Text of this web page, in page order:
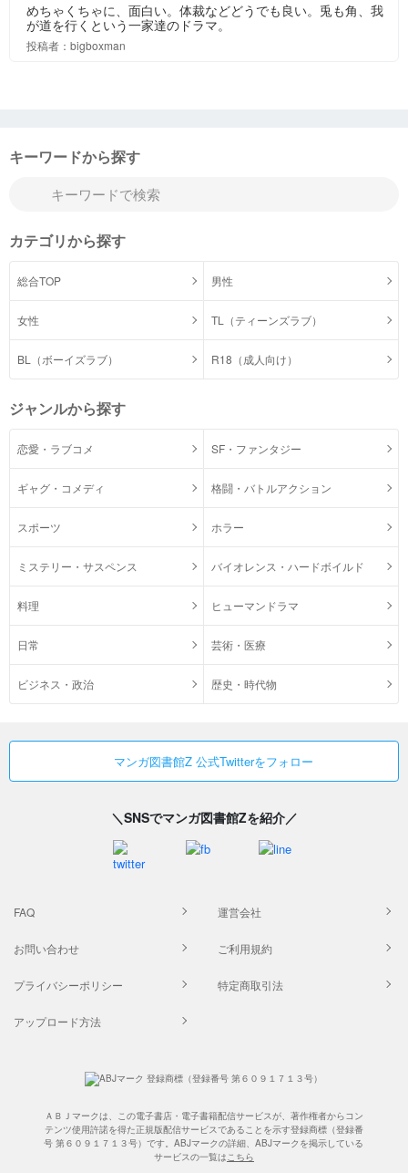
めちゃくちゃに、面白い。体裁などどうでも良い。兎も角、我
が道を行くという一家達のドラマ。
投稿者：bigboxman
キーワードから探す
カテゴリから探す
総合TOP 男性
女性 TL（ティーンズラブ）
BL（ボーイズラブ） R18（成人向け）
ジャンルから探す
恋愛・ラブコメ SF・ファンタジー
ギャグ・コメディ 格闘・バトルアクション
スポーツ ホラー
ミステリー・サスペンス バイオレンス・ハードボイルド
料理 ヒューマンドラマ
日常 芸術・医療
ビジネス・政治 歴史・時代物
マンガ図書館Z 公式Twitterをフォロー
＼SNSでマンガ図書館Zを紹介／
FAQ 運営会社
お問い合わせ ご利用規約
プライバシーポリシー 特定商取引法
アップロード方法
ＡＢＪマークは、この電子書店・電子書籍配信サービスが、著作権者からコン
テンツ使用許諾を得た正規版配信サービスであることを示す登録商標（登録番
号 第６０９１７１３号）です。ABJマークの詳細、ABJマークを掲示している
サービスの一覧はこちら